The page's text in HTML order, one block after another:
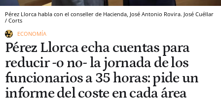
Pérez Llorca habla con el conseller de Hacienda, José Antonio Rovira. José Cuéllar
/ Corts
ECONOMÍA
Pérez Llorca echa cuentas para
reducir -o no- la jornada de los
funcionarios a 35 horas: pide un
informe del coste en cada área